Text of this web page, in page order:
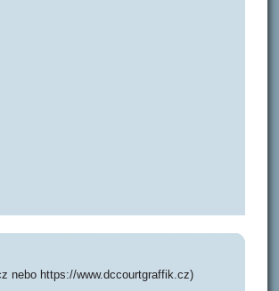
nebo https://www.dccourtgraffik.cz)